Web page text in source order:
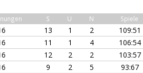
S U N Spiele
13 1 2 109:51
11 1 4 106:54
12 2 2 103:57
9 2 5 93:67